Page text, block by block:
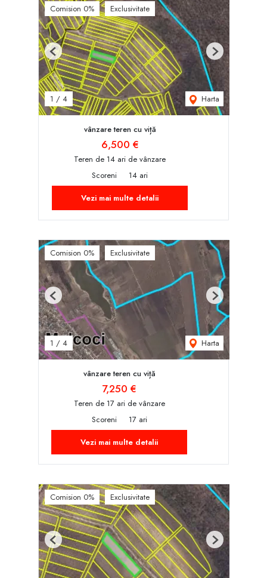
Comision 0% Exclusivitate
1 / 4 Harta
Previous Next
vânzare teren cu viță
6,500 €
Teren de 14 ari de vânzare
Scoreni
14 ari
Vezi mai multe detalii
Comision 0% Exclusivitate
1 / 4 Harta
Previous Next
vânzare teren cu viță
7,250 €
Teren de 17 ari de vânzare
Scoreni
17 ari
Vezi mai multe detalii
Comision 0% Exclusivitate
Previous Next